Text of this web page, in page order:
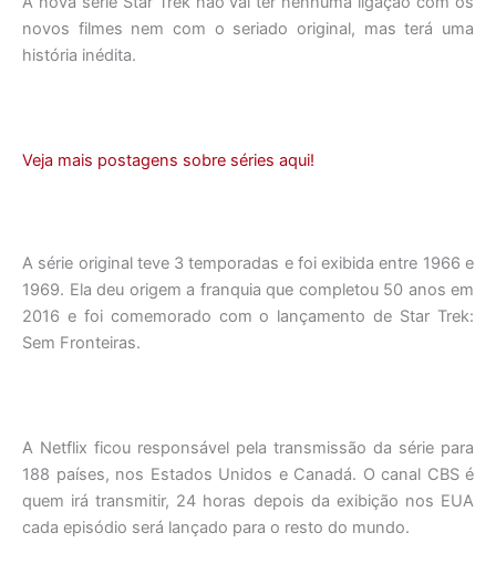
novos filmes nem com o seriado original, mas terá uma
história inédita.
Veja mais postagens sobre séries aqui!
A série original teve 3 temporadas e foi exibida entre 1966 e
1969. Ela deu origem a franquia que completou 50 anos em
2016 e foi comemorado com o lançamento de Star Trek:
Sem Fronteiras.
A Netflix ficou responsável pela transmissão da série para
188 países, nos Estados Unidos e Canadá. O canal CBS é
quem irá transmitir, 24 horas depois da exibição nos EUA
cada episódio será lançado para o resto do mundo.